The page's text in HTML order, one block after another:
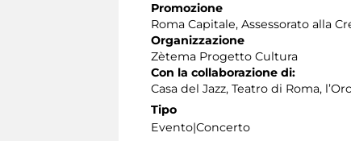
Promozione
Roma Capitale, Assessorato alla
Organizzazione
Zètema Progetto Cultura
Con la collaborazione di:
Casa del Jazz, Teatro di Roma,
Tipo
Evento|Concerto